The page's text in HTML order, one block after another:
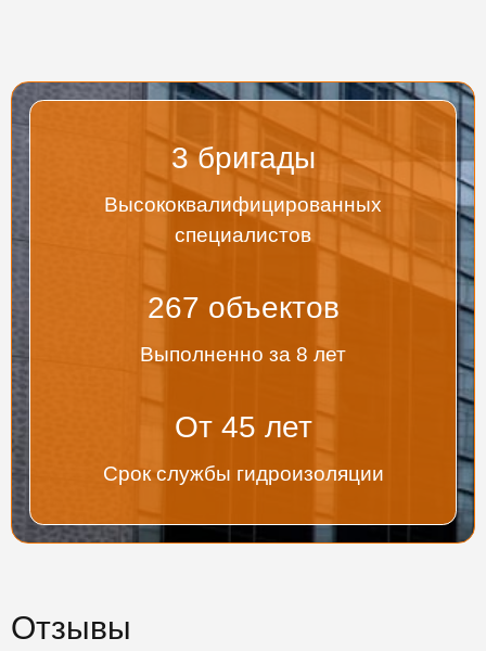
3бригады
Высококвалифицированных
специалистов
267 объектов
Выполненно за 8 лет
От 45 лет
Срок службы гидроизоляции
Отзывы